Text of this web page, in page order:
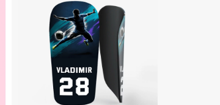
Tricouri sport
personalizate